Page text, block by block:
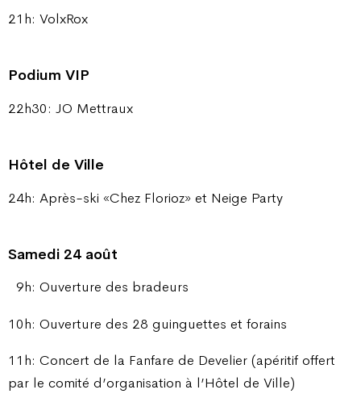
21h: VolxRox
Podium VIP
22h30: JO Mettraux
Hôtel de Ville
24h: Après-ski «Chez Florioz» et Neige Party
Samedi 24 août
9h: Ouverture des bradeurs
10h: Ouverture des 28 guinguettes et forains
11h: Concert de la Fanfare de Develier (apéritif offert
par le comité d’organisation à l’Hôtel de Ville)